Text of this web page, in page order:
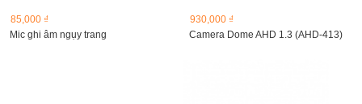
85,000 ₫
Mic ghi âm ngụy trang
930,000 ₫
Camera Dome AHD 1.3 (AHD-413)